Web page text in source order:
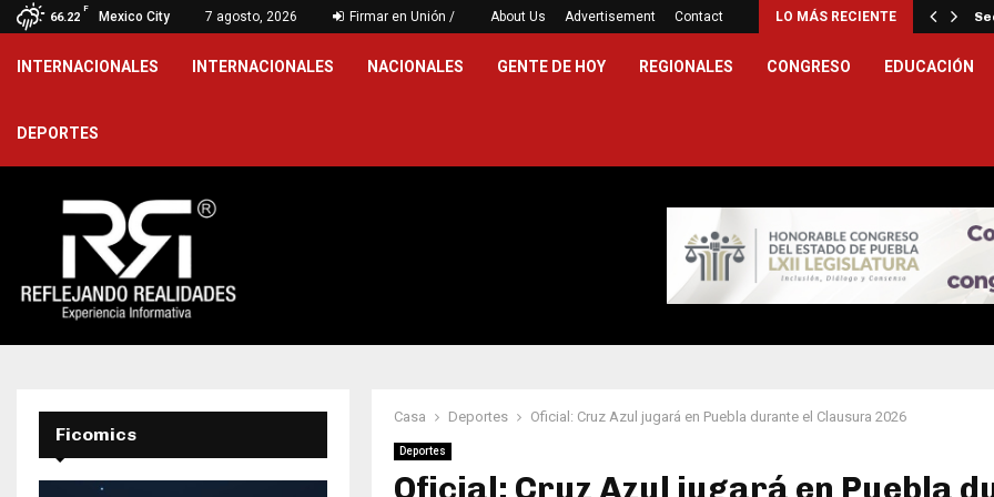
66.22
F
Mexico City 7 agosto, 2026 Firmar en Unión / About Us Advertisement Contact LO MÁS RECIENTE
las vallas de… De la Espriella asume la presidencia de…
INTERNACIONALES INTERNACIONALES NACIONALES GENTE DE HOY REGIONALES CONGRESO EDUCACIÓN
DEPORTES
Casa Deportes Oficial: Cruz Azul jugará en Puebla durante el Clausura 2026
Deportes
Ficomics